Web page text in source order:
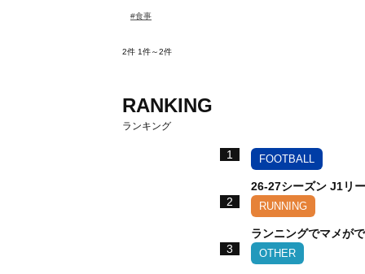
#食事
2件 1件～2件
RANKING
ランキング
1 FOOTBALL
26-27シーズン J1リ
2
RUNNING
ランニングでマメが
3
OTHER